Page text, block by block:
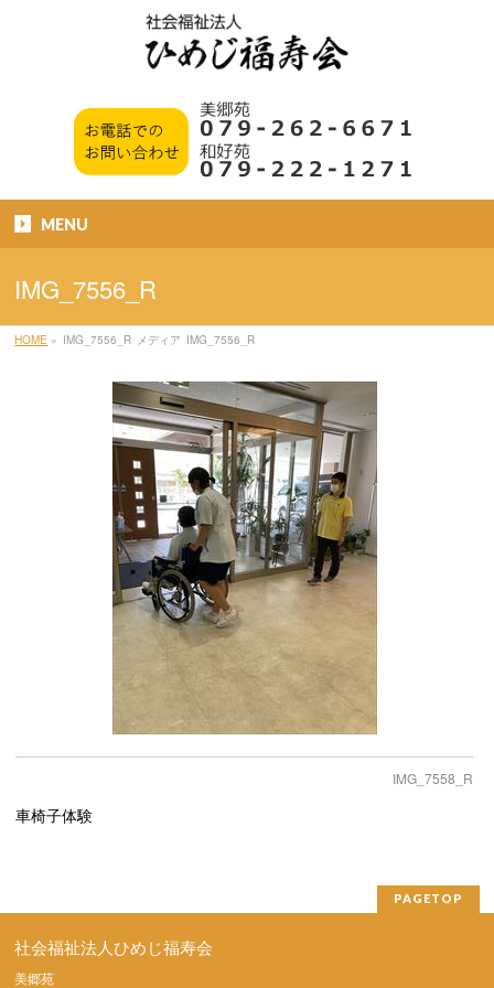
MENU
IMG_7556_R
HOME » IMG_7556_R メディア IMG_7556_R
IMG_7558_R
車椅子体験
PAGETOP
社会福祉法人ひめじ福寿会
美郷苑